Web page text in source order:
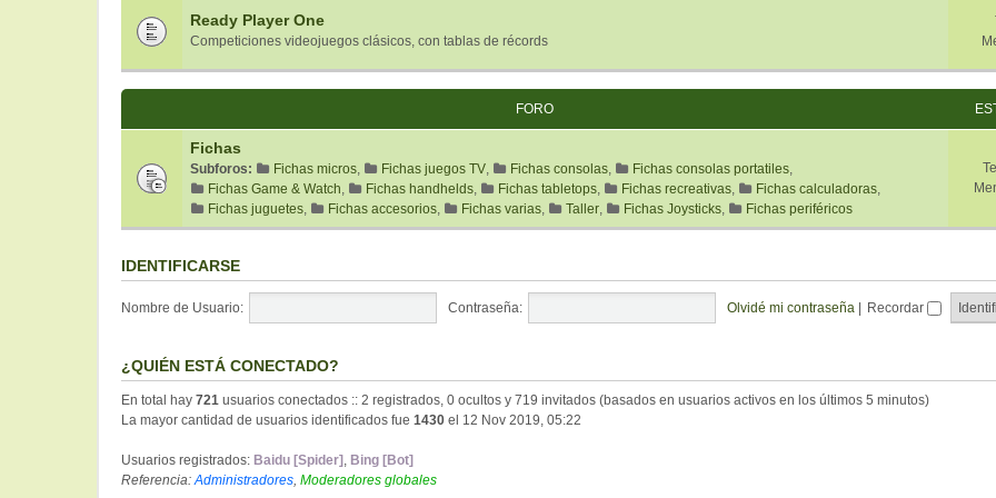
Ready Player One
Competiciones videojuegos clásicos, con tablas de récords
FORO
Fichas
Subforos: Fichas micros, Fichas juegos TV, Fichas consolas, Fichas consolas portatiles,
Fichas Game & Watch, Fichas handhelds, Fichas tabletops, Fichas recreativas, Fichas calculadoras,
Fichas juguetes, Fichas accesorios, Fichas varias, Taller, Fichas Joysticks, Fichas periféricos
IDENTIFICARSE
Nombre de Usuario: Contraseña: Olvidé mi contraseña Recordar
¿QUIÉN ESTÁ CONECTADO?
En total hay 721 usuarios conectados :: 2 registrados, 0 ocultos y 719 invitados (basados en usuarios activos en los últimos 5 minutos)
La mayor cantidad de usuarios identificados fue 1430 el 12 Nov 2019, 05:22
Usuarios registrados: Baidu [Spider] , Bing [Bot]
Referencia:Administradores, Moderadores globales